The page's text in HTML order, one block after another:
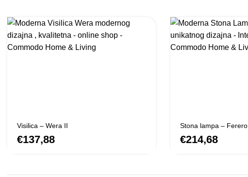
Visilica – Wera II
€
Stona lampa – Ferero
€